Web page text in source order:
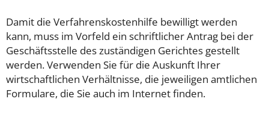
Damit die Verfahrenskostenhilfe bewilligt werden
kann, muss im Vorfeld ein schriftlicher Antrag bei der
Geschäftsstelle des zuständigen Gerichtes gestellt
werden. Verwenden Sie für die Auskunft Ihrer
wirtschaftlichen Verhältnisse, die jeweiligen amtlichen
Formulare, die Sie auch im Internet finden.